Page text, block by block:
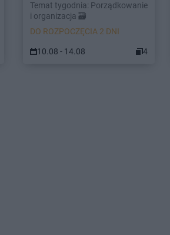
Temat tygodnia: Porządkowanie
i organizacja 🗃️
DO ROZPOCZĘCIA 2 DNI
10.08 - 14.08 4